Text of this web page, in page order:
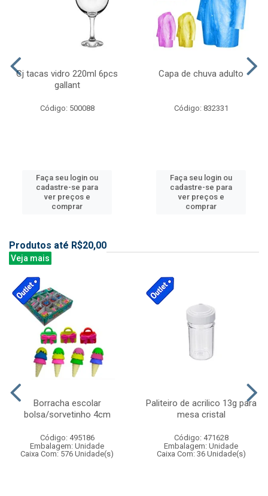
Cj tacas vidro 220ml 6pcs
gallant
Código: 500088
Faça seu login ou
cadastre-se para
ver preços e
comprar
Capa de chuva adulto
Código: 832331
Faça seu login ou
cadastre-se para
ver preços e
comprar
Produtos até R$20,00
Veja mais
Borracha escolar
bolsa/sorvetinho 4cm
Código: 495186
Embalagem: Unidade
Caixa Com: 576 Unidade(s)
Paliteiro de acrilico 13g para
mesa cristal
Código: 471628
Embalagem: Unidade
Caixa Com: 36 Unidade(s)